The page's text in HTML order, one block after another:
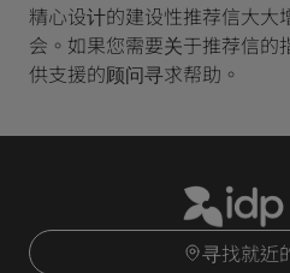
精心设计的建设性推荐信大大
会。如果您需要关于推荐信的
供支援的顾问寻求帮助。
寻找就近